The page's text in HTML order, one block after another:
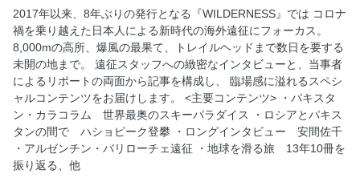
Echoes of the Gold Rush Dream 夢の名残を訪ねて 文◎石
塚元太良
特集 海外遠征、再挑戦の軌跡。Beyond Borders, Once More
into the Wilderness
Exploring a Virgin Line in Pakistan 未踏のラインを求めて
文◎山本大貴
100km Drift on Mongolia’s Continental River 風と星の原野を
漕ぐ 文◎大木ハカセ
2017年以来、8年ぶりの発行となる『WILDERNESS』では コロナ
禍を乗り越えた日本人による新時代の海外遠征にフォーカス。
8,000mの高所、爆風の最果て、トレイルヘッドまで数日を要する
未開の地まで。 遠征スタッフへの緻密なインタビューと、当事者
によるリポートの両面から記事を構成し、 臨場感に溢れるスペシ
ャルコンテンツをお届けします。 <主要コンテンツ> ・パキスタ
ン・カラコラム 世界最奥のスキーパラダイス ・ロシアとパキス
タンの間で ハショピーク登攀 ・ロングインタビュー 安間佐千
・アルゼンチン・バリローチェ遠征 ・地球を滑る旅 13年10冊を
振り返る、他